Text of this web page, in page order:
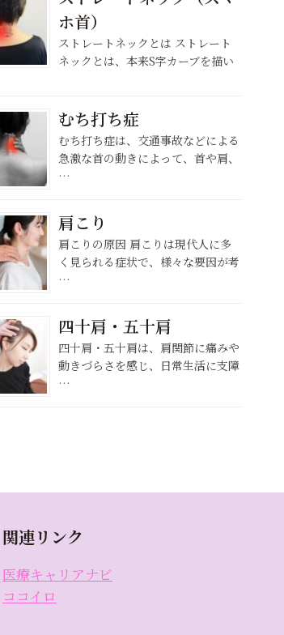
ホ首）
ストレートネックとは ストレート
ネックとは、本来S字カーブを描い
むち打ち症
むち打ち症は、交通事故などによる
急激な首の動きによって、首や肩、
…
肩こり
肩こりの原因 肩こりは現代人に多
く見られる症状で、様々な要因が考
…
四十肩・五十肩
四十肩・五十肩は、肩関節に痛みや
動きづらさを感じ、日常生活に支障
…
関連リンク
医療キャリアナビ
ココイロ